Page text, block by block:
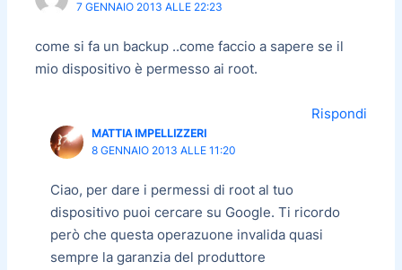
7 GENNAIO 2013 ALLE 22:23
come si fa un backup ..come faccio a sapere se il
mio dispositivo è permesso ai root.
Rispondi
MATTIA IMPELLIZZERI
8 GENNAIO 2013 ALLE 11:20
Ciao, per dare i permessi di root al tuo
dispositivo puoi cercare su Google. Ti ricordo
però che questa operazuone invalida quasi
sempre la garanzia del produttore